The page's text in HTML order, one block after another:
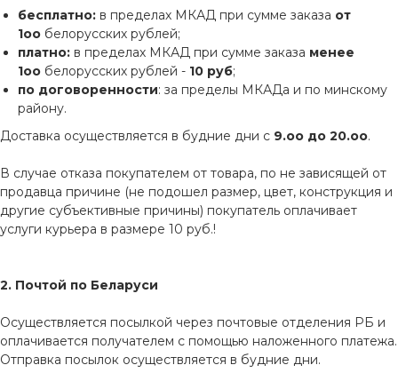
бесплатно: в пределах МКАД при сумме заказа от
1оо белорусских рублей;
платно: в пределах МКАД при сумме заказа менее
1оо белорусских рублей - 10 руб;
по договоренности: за пределы МКАДа и по минскому
району.
Доставка осуществляется в будние дни с 9.оо до 20.оо.
В случае отказа покупателем от товара, по не зависящей от
продавца причине (не подошел размер, цвет, конструкция и
другие субъективные причины) покупатель оплачивает
услуги курьера в размере 10 руб.!
2. Почтой по Беларуси
Осуществляется посылкой через почтовые отделения РБ и
оплачивается получателем с помощью наложенного платежа.
Отправка посылок осуществляется в будние дни.